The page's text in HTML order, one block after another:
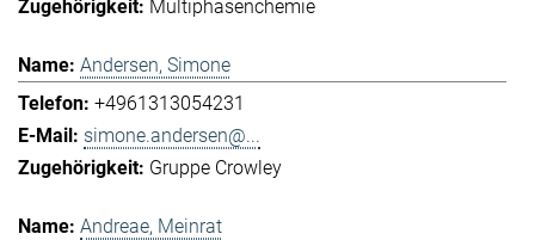
Multiphasenchemie
Andersen, Simone
+4961313054231
simone.andersen@...
Gruppe Crowley
Andreae, Meinrat